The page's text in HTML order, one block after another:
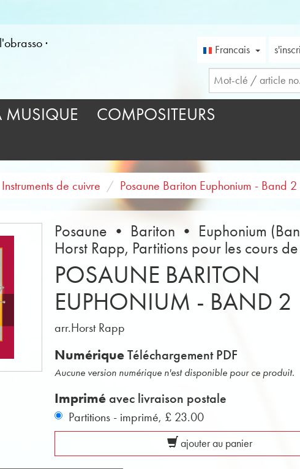
Francais
MUSIQUE
COMPOSITEURS
Instruments de cuivre Posaune Bariton Euphonium - Band 2
Posaune • Bariton • Euphonium
Horst Rapp, Partitions pour les cours
POSAUNE BARITON
EUPHONIUM - BAND 2
arr.Horst Rapp
NumériqueTéléchargement PDF
Aucune version numérique n'est disponible pour ce produit.
Imprimé avec livraison postale
Partitions - imprimé, £ 23.00
ajouter au panier